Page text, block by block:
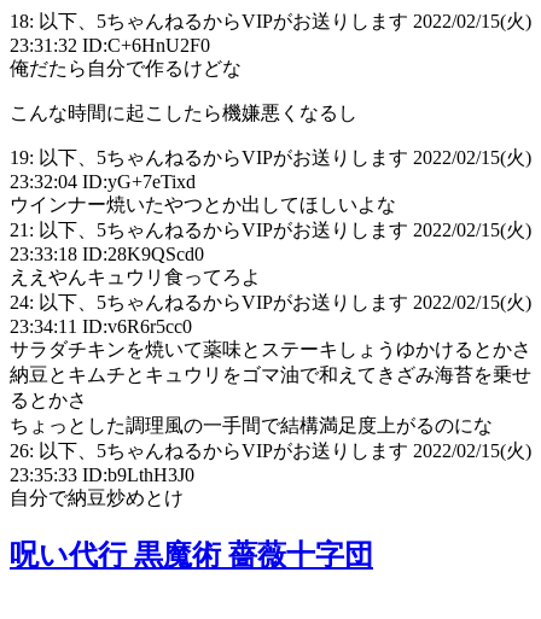
18: 以下、5ちゃんねるからVIPがお送りします 2022/02/15(火)
23:31:32 ID:C+6HnU2F0
俺だたら自分で作るけどな
こんな時間に起こしたら機嫌悪くなるし
19: 以下、5ちゃんねるからVIPがお送りします 2022/02/15(火)
23:32:04 ID:yG+7eTixd
ウインナー焼いたやつとか出してほしいよな
21: 以下、5ちゃんねるからVIPがお送りします 2022/02/15(火)
23:33:18 ID:28K9QScd0
ええやんキュウリ食ってろよ
24: 以下、5ちゃんねるからVIPがお送りします 2022/02/15(火)
23:34:11 ID:v6R6r5cc0
サラダチキンを焼いて薬味とステーキしょうゆかけるとかさ
納豆とキムチとキュウリをゴマ油で和えてきざみ海苔を乗せ
るとかさ
ちょっとした調理風の一手間で結構満足度上がるのにな
26: 以下、5ちゃんねるからVIPがお送りします 2022/02/15(火)
23:35:33 ID:b9LthH3J0
自分で納豆炒めとけ
呪い代行 黒魔術 薔薇十字団